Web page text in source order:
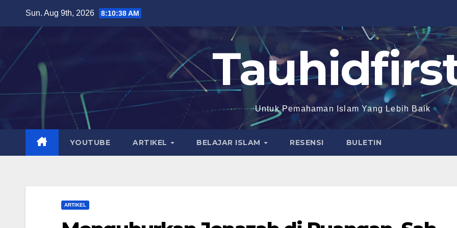
Sun. Aug 9th, 2026 8:10:40 AM
Untuk Pemahaman Islam Yang Lebih Baik
YOUTUBE ARTIKEL BELAJAR ISLAM RESENSI BULETIN
ARTIKEL